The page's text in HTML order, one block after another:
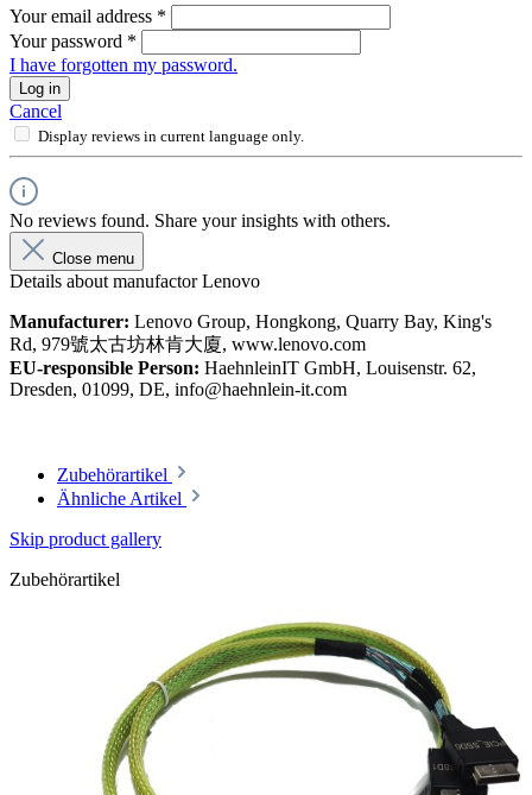
Your email address *
Your password *
I have forgotten my password.
Log in
Cancel
Display reviews in current language only.
No reviews found. Share your insights with others.
Close menu
Details about manufactor Lenovo
Manufacturer: Lenovo Group, Hongkong, Quarry Bay, King's
Rd, 979號太古坊林肯大廈, www.lenovo.com
EU-responsible Person: HaehnleinIT GmbH, Louisenstr. 62,
Dresden, 01099, DE, info@haehnlein-it.com
Zubehörartikel
Ähnliche Artikel
Skip product gallery
Zubehörartikel